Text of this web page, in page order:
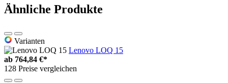
Ähnliche Produkte
Varianten
Lenovo LOQ 15
ab 764,84 €*
128 Preise vergleichen